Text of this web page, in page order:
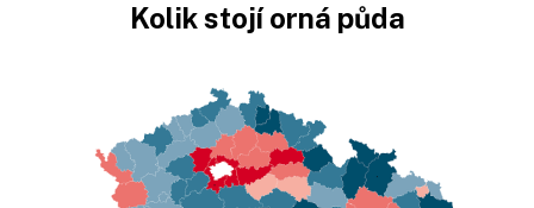
Kolik stojí orná půda